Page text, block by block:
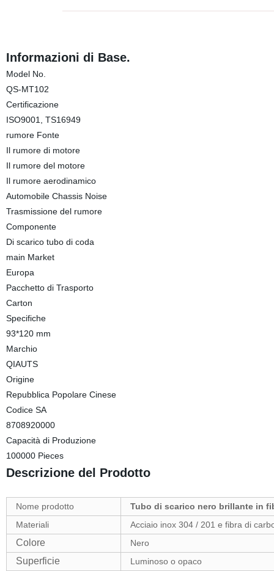
Informazioni di Base.
Model No.
QS-MT102
Certificazione
ISO9001, TS16949
rumore Fonte
Il rumore di motore
Il rumore del motore
Il rumore aerodinamico
Automobile Chassis Noise
Trasmissione del rumore
Componente
Di scarico tubo di coda
main Market
Europa
Pacchetto di Trasporto
Carton
Specifiche
93*120 mm
Marchio
QIAUTS
Origine
Repubblica Popolare Cinese
Codice SA
8708920000
Capacità di Produzione
100000 Pieces
Descrizione del Prodotto
Nome prodotto
Tubo di scarico nero brillante in
Materiali
Acciaio inox 304 / 201 e fibra di
Colore Nero
Superficie Luminoso o opaco